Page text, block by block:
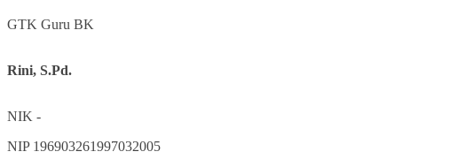
GTK Guru BK
Rini, S.Pd.
NIK -
NIP 196903261997032005